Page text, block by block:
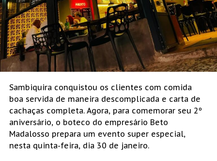
Sambiquira conquistou os clientes com comida
boa servida de maneira descomplicada e carta de
cachaças completa. Agora, para comemorar seu 2º
aniversário, o boteco do empresário Beto
Madalosso prepara um evento super especial,
nesta quinta-feira, dia 30 de janeiro.